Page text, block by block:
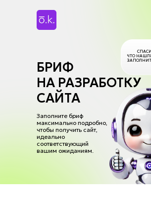
БРИФ
НА РАЗРАБОТКУ
САЙТА
Заполните бриф
максимально подробно,
чтобы получить сайт,
идеально
соответствующий
вашим ожиданиям.
ЧТО